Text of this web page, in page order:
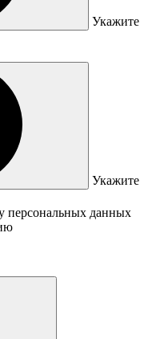
Укажите
Укажите
персональных данных